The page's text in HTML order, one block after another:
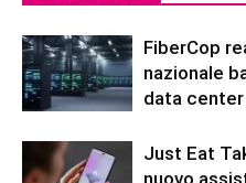
FiberCop
nazionale
data center
Just Eat
nuovo